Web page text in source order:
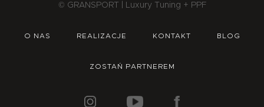
© GRANSPORT | Luxury Tuning + PPF
O NAS REALIZACJE KONTAKT BLOG
ZOSTAŃ PARTNEREM